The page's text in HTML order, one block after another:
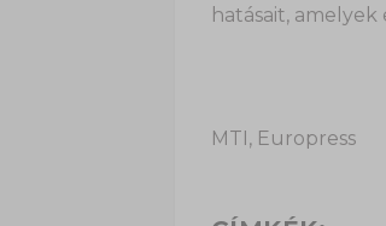
hatásait,
MTI, Europress